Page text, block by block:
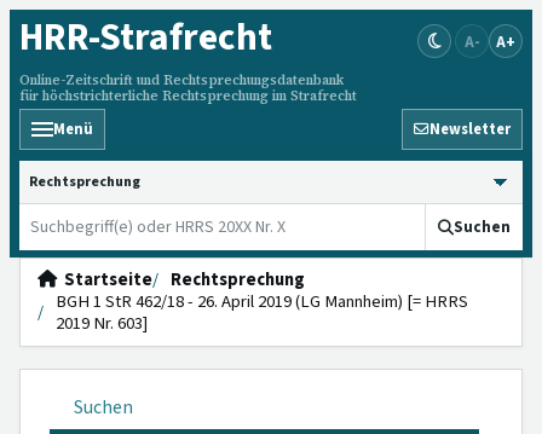
HRR-Strafrecht
Online-Zeitschrift und Rechtsprechungsdatenbank
für höchstrichterliche Rechtsprechung im Strafrecht
A- A+
Menü Newsletter
HRRS durchsuchen
Suchen
Startseite
Rechtsprechung
BGH 1 StR 462/18 - 26. April 2019 (LG Mannheim) [= HRRS
2019 Nr. 603]
Suchen